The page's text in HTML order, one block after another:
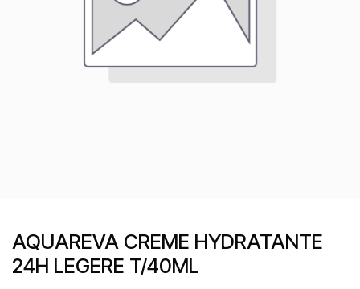
AQUAREVA CREME HYDRATANTE
24H LEGERE T/40ML